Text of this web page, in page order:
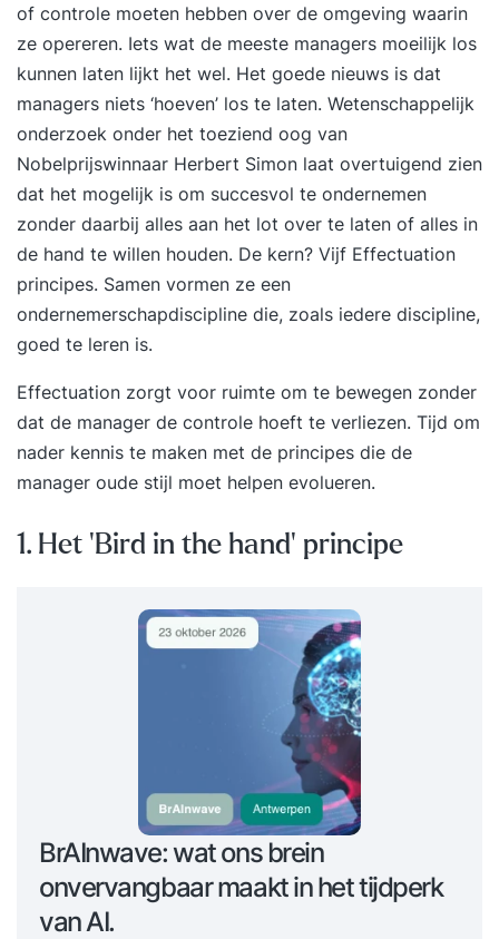
of controle moeten hebben over de omgeving waarin
ze opereren. Iets wat de meeste managers moeilijk los
kunnen laten lijkt het wel. Het goede nieuws is dat
managers niets ‘hoeven’ los te laten. Wetenschappelijk
onderzoek onder het toeziend oog van
Nobelprijswinnaar Herbert Simon laat overtuigend zien
dat het mogelijk is om succesvol te ondernemen
zonder daarbij alles aan het lot over te laten of alles in
de hand te willen houden. De kern? Vijf Effectuation
principes. Samen vormen ze een
ondernemerschapdiscipline die, zoals iedere discipline,
goed te leren is.
Effectuation zorgt voor ruimte om te bewegen zonder
dat de manager de controle hoeft te verliezen. Tijd om
nader kennis te maken met de principes die de
manager oude stijl moet helpen evolueren.
1. Het 'Bird in the hand' principe
BrAInwave: wat ons brein
onvervangbaar maakt in het tijdperk
van AI.